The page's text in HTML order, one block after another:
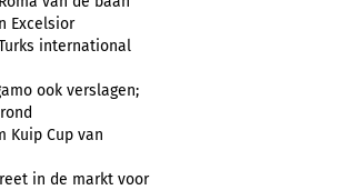
Excelsior
international
ook verslagen;
Kuip Cup van
in de markt voor